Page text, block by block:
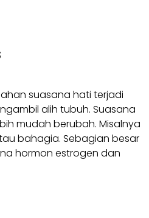
suasana hati terjadi
alih tubuh. Suasana
mudah berubah. Misalnya
bahagia. Sebagian besar
hormon estrogen dan